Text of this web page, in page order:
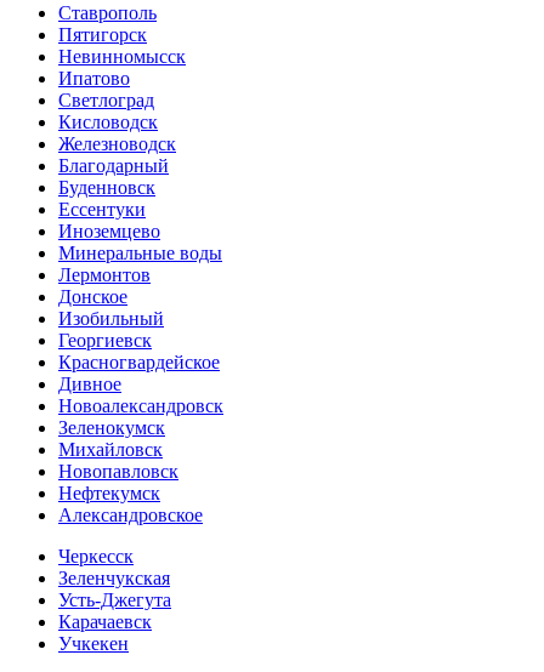
Ставрополь
Пятигорск
Невинномысск
Ипатово
Светлоград
Кисловодск
Железноводск
Благодарный
Буденновск
Ессентуки
Иноземцево
Минеральные воды
Лермонтов
Донское
Изобильный
Георгиевск
Красногвардейское
Дивное
Новоалександровск
Зеленокумск
Михайловск
Новопавловск
Нефтекумск
Александровское
Черкесск
Зеленчукская
Усть-Джегута
Карачаевск
Учкекен